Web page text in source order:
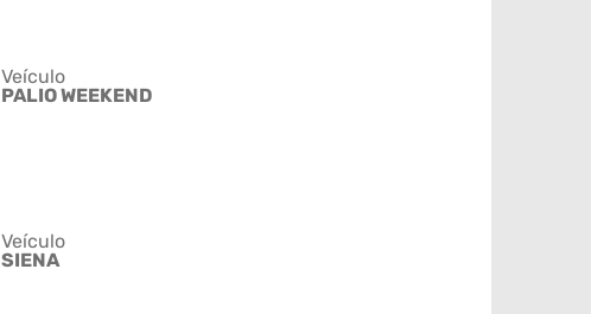
Veículo
PALIO WEEKEND
Veículo
SIENA